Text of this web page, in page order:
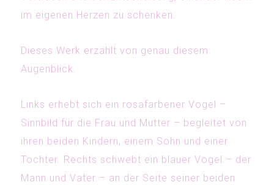
im eigenen Herzen zu schenken.
Dieses Werk erzählt von genau diesem
Augenblick.
Links erhebt sich ein rosafarbener Vogel –
Sinnbild für die Frau und Mutter – begleitet von
ihren beiden Kindern, einem Sohn und einer
Tochter. Rechts schwebt ein blauer Vogel – der
Mann und Vater – an der Seite seiner beiden